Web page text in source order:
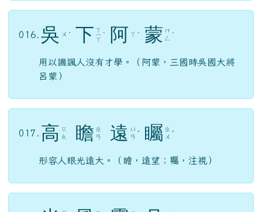
016.吳ㄨˊ 下ㄒ
ㄧ
ㄚ 阿 ˋ 蒙
ㄥˊ
017.高ㄍ
ㄠ
瞻 ㄓ
ㄢ
遠ㄩ
ㄢ
矚
ㄓ
ㄨ
ˇ